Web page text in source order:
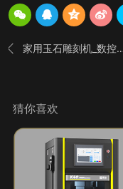
 家用玉石雕刻机_数控电脑自动玉雕机 四轴款
猜你喜欢